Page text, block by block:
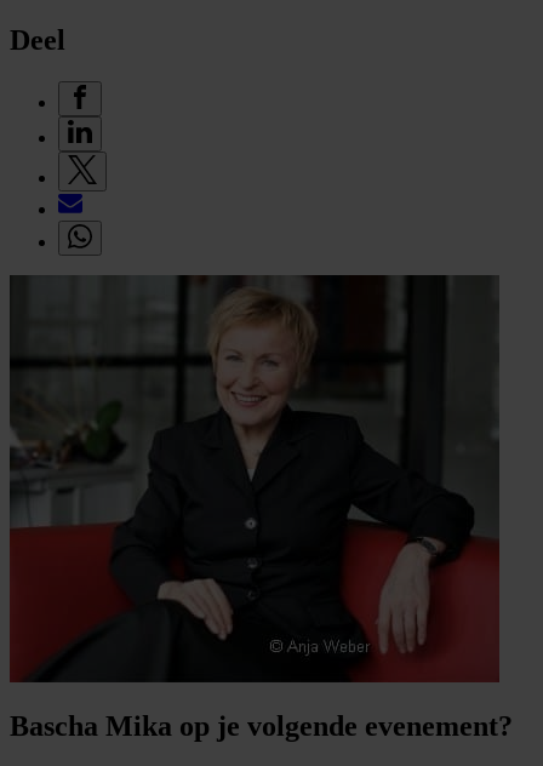
Deel
Bascha Mika op je volgende evenement?